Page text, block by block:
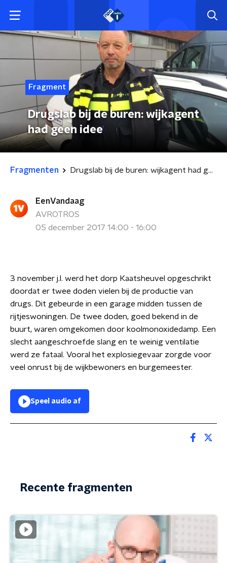
Fragment
Drugslab bij de buren: wijkagent
had geen idee
Fragmenten Drugslab bij de buren: wijkagent had geen idee
EenVandaag
AVROTROS
05 december 2017 14:00 - 16:00
3 november j.l. werd het dorp Kaatsheuvel opgeschrikt
doordat er twee doden vielen bij de productie van
drugs. Dit gebeurde in een garage midden tussen de
rijtjeswoningen. De twee doden, goed bekend in de
buurt, waren omgekomen door koolmonoxidedamp. Een
slecht aangeschroefde slang en te weinig ventilatie
werd ze fataal. Vooral het explosiegevaar zorgde voor
veel onrust bij de wijkbewoners en burgemeester.
Speel audio af
Recente fragmenten